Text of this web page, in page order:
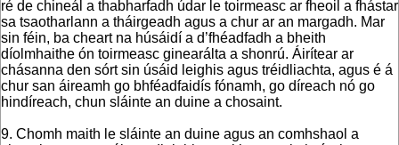
ré de chineál a thabharfadh údar le toirmeasc ar fheoil a fhástar
sa tsaotharlann a tháirgeadh agus a chur ar an margadh. Mar
sin féin, ba cheart na húsáidí a d’fhéadfadh a bheith
díolmhaithe ón toirmeasc ginearálta a shonrú. Áirítear ar
chásanna den sórt sin úsáid leighis agus tréidliachta, agus é á
chur san áireamh go bhféadfaidís fónamh, go díreach nó go
hindíreach, chun sláinte an duine a chosaint.
9. Chomh maith le sláinte an duine agus an comhshaol a